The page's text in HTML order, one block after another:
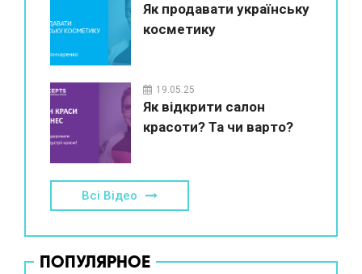
Як продавати українську
косметику
19.05.25
Як відкрити салон
красоти? Та чи варто?
Всі Відео
ПОПУЛЯРНОЕ